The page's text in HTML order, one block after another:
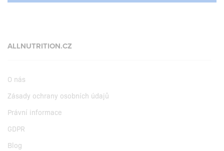
ALLNUTRITION.CZ
O nás
Zásady ochrany osobních údajů
Právní informace
GDPR
Blog